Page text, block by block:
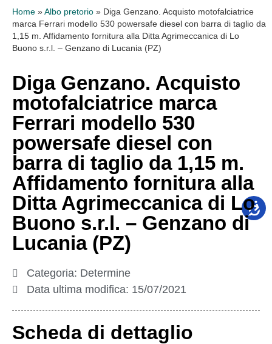
Home » Albo pretorio » Diga Genzano. Acquisto motofalciatrice
marca Ferrari modello 530 powersafe diesel con barra di taglio da
1,15 m. Affidamento fornitura alla Ditta Agrimeccanica di Lo
Buono s.r.l. – Genzano di Lucania (PZ)
Diga Genzano. Acquisto
motofalciatrice marca
Ferrari modello 530
powersafe diesel con
barra di taglio da 1,15 m.
Affidamento fornitura alla
Ditta Agrimeccanica di Lo
Buono s.r.l. – Genzano di
Lucania (PZ)
Categoria: Determine
Data ultima modifica: 15/07/2021
Scheda di dettaglio